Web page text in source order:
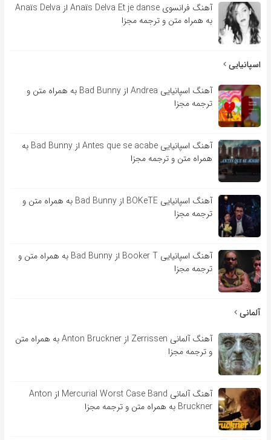
آهنگ فرانسوی Anaïs Delva Et je danse از Anaïs Delva
به همراه متن و ترجمه مجزا
اسپانیایی
آهنگ اسپانیایی Andrea از Bad Bunny به همراه متن و
ترجمه مجزا
آهنگ اسپانیایی Antes que se acabe از Bad Bunny به
همراه متن و ترجمه مجزا
آهنگ اسپانیایی BOKeTE از Bad Bunny به همراه متن و
ترجمه مجزا
آهنگ اسپانیایی Booker T از Bad Bunny به همراه متن و
ترجمه مجزا
آلمانی
آهنگ آلمانی Zerrissen از Anton Bruckner به همراه متن
و ترجمه مجزا
آهنگ آلمانی Mercurial Worst Case Band از Anton
Bruckner به همراه متن و ترجمه مجزا